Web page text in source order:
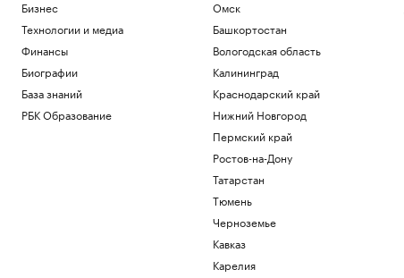
Бизнес
Технологии и медиа
Финансы
Биографии
База знаний
РБК Образование
Омск
Башкортостан
Вологодская область
Калининград
Краснодарский край
Нижний Новгород
Пермский край
Ростов-на-Дону
Татарстан
Тюмень
Черноземье
Кавказ
Карелия